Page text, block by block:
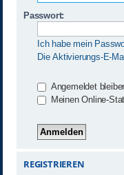
Passwort:
Ich habe mein
Die Aktivierungs-E-
Angemeldet
Meinen Online-
REGISTRIEREN